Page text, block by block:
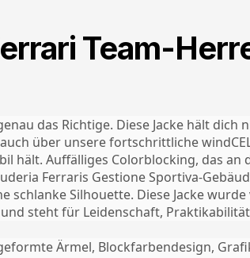
Team-
das Richtige. Diese Jacke hält dich
über unsere fortschrittliche
hält. Auffälliges Colorblocking, das an
Ferraris Gestione Sportiva-
Silhouette. Diese Jacke wurde
steht für Leidenschaft,
Ärmel, Blockfarbendesign,